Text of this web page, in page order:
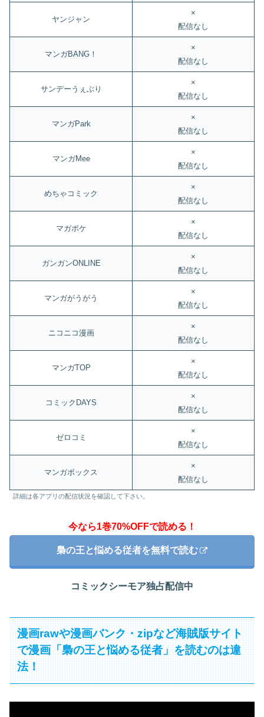
ヤンジャン
×
配信なし
マンガBANG！
×
配信なし
サンデーうぇぶり
×
配信なし
マンガPark
×
配信なし
マンガMee
×
配信なし
めちゃコミック
×
配信なし
マガポケ
×
配信なし
ガンガンONLINE
×
配信なし
マンガがうがう
×
配信なし
ニコニコ漫画
×
配信なし
マンガTOP
×
配信なし
コミックDAYS
×
配信なし
ゼロコミ
×
配信なし
マンガボックス
×
配信なし
詳細は各アプリの配信状況を確認して下さい。
今なら1巻70%OFFで読める！
梟の王と悩める従者を無料で読む
コミックシーモア独占配信中
漫画rawや漫画バンク・zipなど海賊版サイト
で漫画「梟の王と悩める従者」を読むのは違
法！